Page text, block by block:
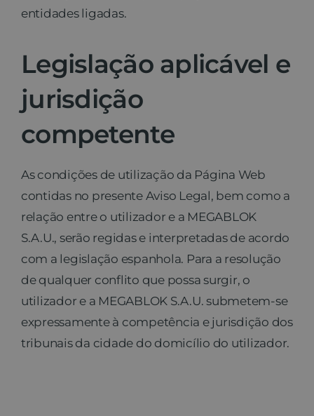
entidades ligadas.
Legislação aplicável e
jurisdição
competente
As condições de utilização da Página Web
contidas no presente Aviso Legal, bem como a
relação entre o utilizador e a MEGABLOK
S.A.U., serão regidas e interpretadas de acordo
com a legislação espanhola. Para a resolução
de qualquer conflito que possa surgir, o
utilizador e a MEGABLOK S.A.U. submetem-se
expressamente à competência e jurisdição dos
tribunais da cidade do domicílio do utilizador.